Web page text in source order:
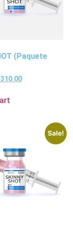
(Paquete
310.00
Sale!